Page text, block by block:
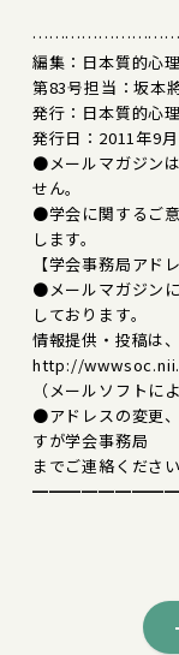
編集：日本質的心
第83号担当：坂本
発行：日本質的
発行日：2011年9
●メールマガジン
せん。
●学会に関するご
します。
【学会事務局ア
●メールマガジン
しております。
情報提供・投稿は
http://
（メールソフトに
●アドレスの変更
すが学会事務局
までご連絡ください